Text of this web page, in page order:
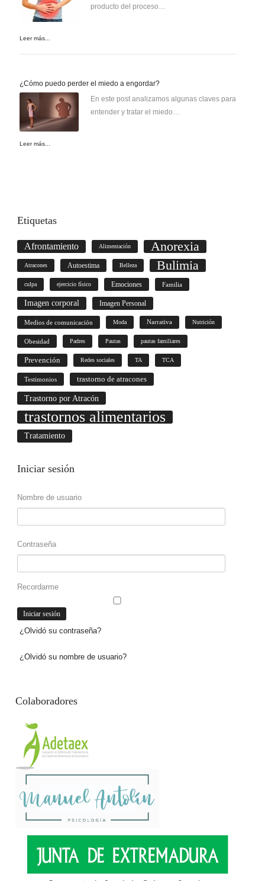
producto del proceso…
Leer más...
¿Cómo puedo perder el miedo a engordar?
En este post analizamos algunas claves para
entender y tratar el miedo…
Leer más...
Etiquetas
Afrontamiento Alimentación Anorexia
Atracones Autoestima Belleza Bulimia
culpa ejercicio físico Emociones Familia
Imagen corporal Imagen Personal
Medios de comunicación Moda Narrativa Nutrición
Obesidad Padres Pautas pautas familiares
Prevención Redes sociales TA TCA
Testimonios trastorno de atracones
Trastorno por Atracón
trastornos alimentarios
Tratamiento
Iniciar sesión
Nombre de usuario
Contraseña
Recordarme
¿Olvidó su contraseña?
¿Olvidó su nombre de usuario?
Colaboradores